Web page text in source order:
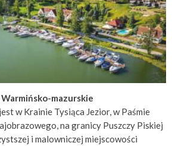
Warmińsko-mazurskie
w Krainie Tysiąca Jezior, w Paśmie
na granicy Puszczy Piskiej
i malowniczej miejscowości